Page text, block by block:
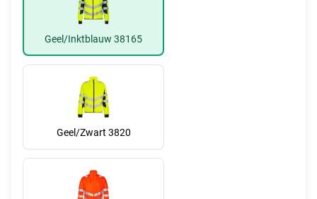
Geel/Inktblauw 38165
Geel/Zwart 3820